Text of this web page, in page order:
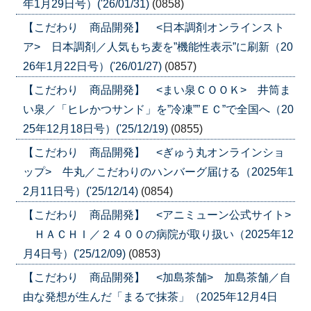
年1月29日号）('26/01/31) (0858)
【こだわり 商品開発】 <日本調剤オンラインスト
ア> 日本調剤／人気もち麦を”機能性表示”に刷新（20
26年1月22日号）('26/01/27) (0857)
【こだわり 商品開発】 <まい泉ＣＯＯＫ> 井筒ま
い泉／「ヒレかつサンド」を”冷凍””ＥＣ”で全国へ（20
25年12月18日号）('25/12/19) (0855)
【こだわり 商品開発】 <ぎゅう丸オンラインショ
ップ> 牛丸／こだわりのハンバーグ届ける（2025年1
2月11日号）('25/12/14) (0854)
【こだわり 商品開発】 <アニミューン公式サイト>
ＨＡＣＨＩ／２４００の病院が取り扱い（2025年12
月4日号）('25/12/09) (0853)
【こだわり 商品開発】 <加島茶舗> 加島茶舗／自
由な発想が生んだ「まるで抹茶」（2025年12月4日